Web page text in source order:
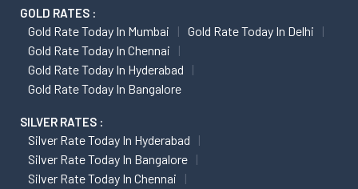
GOLD RATES :
Gold Rate Today In Mumbai
Gold Rate Today In Delhi
Gold Rate Today In Chennai
Gold Rate Today In Hyderabad
Gold Rate Today In Bangalore
SILVER RATES :
Silver Rate Today In Hyderabad
Silver Rate Today In Bangalore
Silver Rate Today In Chennai